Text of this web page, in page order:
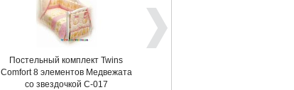
Постельный комплект Twins
Comfort 8 элементов Медвежата
со звездочкой С-017